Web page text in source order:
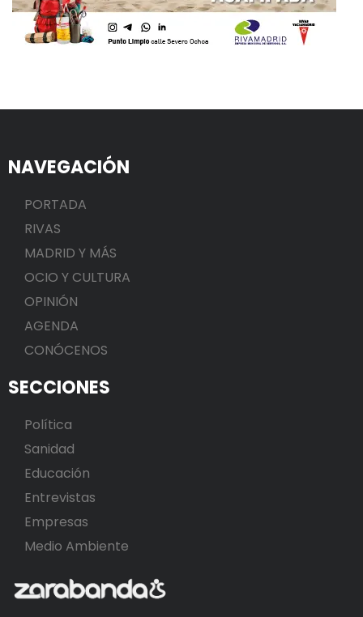
NAVEGACIÓN
PORTADA
RIVAS
MADRID Y MÁS
OCIO Y CULTURA
OPINIÓN
AGENDA
CONÓCENOS
SECCIONES
Política
Sanidad
Educación
Entrevistas
Empresas
Medio Ambiente